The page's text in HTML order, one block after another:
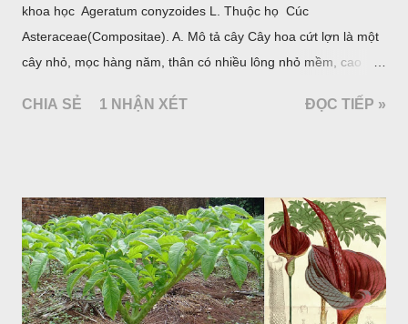
khoa học Ageratum conyzoides L. Thuộc họ Cúc
Asteraceae(Compositae). A. Mô tả cây Cây hoa cứt lợn là một
cây nhỏ, mọc hàng năm, thân có nhiều lông nhỏ mềm, cao
đối hình trứng hay 3 cạnh, dài 2-6cm, rộng 1-3cm, mép có
CHIA SẺ 1 NHẬN XÉT ĐỌC TIẾP »